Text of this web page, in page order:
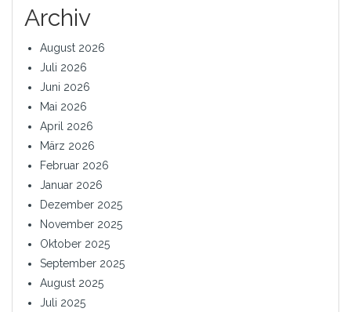
Archiv
August 2026
Juli 2026
Juni 2026
Mai 2026
April 2026
März 2026
Februar 2026
Januar 2026
Dezember 2025
November 2025
Oktober 2025
September 2025
August 2025
Juli 2025